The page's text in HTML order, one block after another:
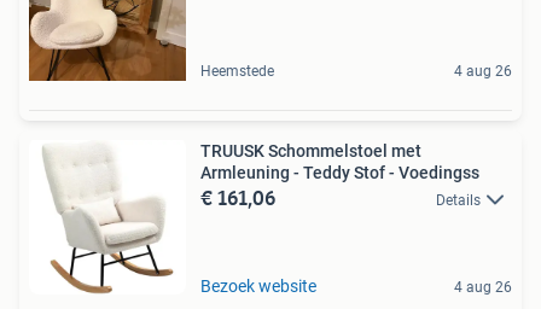
Heemstede 4 aug 26
TRUUSK Schommelstoel met
Armleuning - Teddy Stof - Voedingss
€ 161,06 Details
Bezoek website 4 aug 26